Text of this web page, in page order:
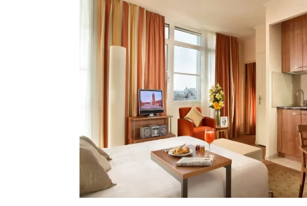
アジア
ロシア・中央アジア
アメリカ・カナダ
中南米・カリブ海
モルディブ・他インド洋
太平洋地域
オセアニア
ハワイ
スイス
ポーランド
スウェー
ラトビア
スロヴェ
北マケド
目的